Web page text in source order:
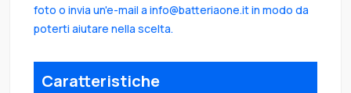
foto o invia un'e-mail a info@batteriaone.it in modo da
poterti aiutare nella scelta.
Caratteristiche